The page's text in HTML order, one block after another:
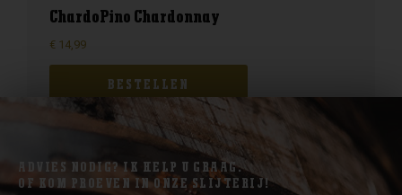
ChardoPino Chardonnay
€ 14,99
BESTELLEN
ADVIES NODIG? IK HELP U GRAAG.
OF KOM PROEVEN IN ONZE SLIJTERIJ!